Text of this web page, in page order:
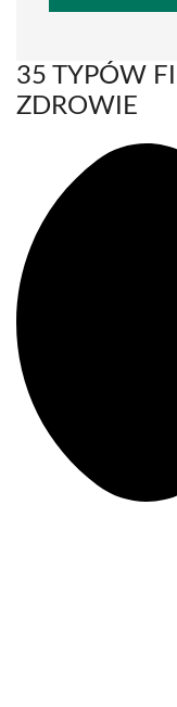
35 TYPÓW
ZDROWIE